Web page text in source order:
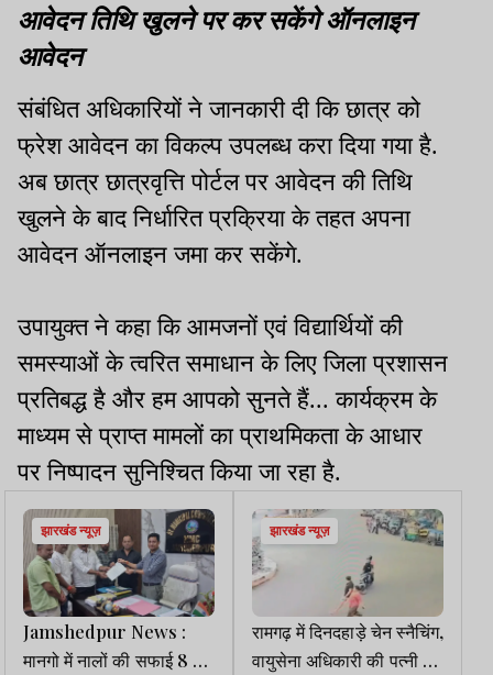
आवेदन तिथि खुलने पर कर सकेंगे ऑनलाइन
आवेदन
संबंधित अधिकारियों ने जानकारी दी कि छात्र को
फ्रेश आवेदन का विकल्प उपलब्ध करा दिया गया है.
अब छात्र छात्रवृत्ति पोर्टल पर आवेदन की तिथि
खुलने के बाद निर्धारित प्रक्रिया के तहत अपना
आवेदन ऑनलाइन जमा कर सकेंगे.
उपायुक्त ने कहा कि आमजनों एवं विद्यार्थियों की
समस्याओं के त्वरित समाधान के लिए जिला प्रशासन
प्रतिबद्ध है और हम आपको सुनते हैं... कार्यक्रम के
माध्यम से प्राप्त मामलों का प्राथमिकता के आधार
पर निष्पादन सुनिश्चित किया जा रहा है.
झारखंड न्यूज़
Jamshedpur News :
मानगो में नालों की सफाई 8 से,
झारखंड न्यूज़
रामगढ़ में दिनदहाड़े चेन स्नैचिंग,
वायुसेना अधिकारी की पत्नी को